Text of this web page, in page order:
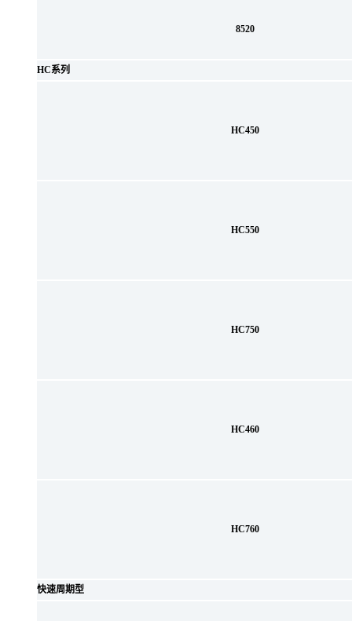
8520
HC系列
HC450
HC550
HC750
HC460
HC760
快速周期型